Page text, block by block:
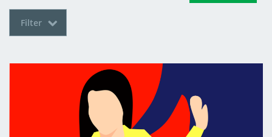
Filter
Agrarisch & Grondzaken
Bestuursrecht